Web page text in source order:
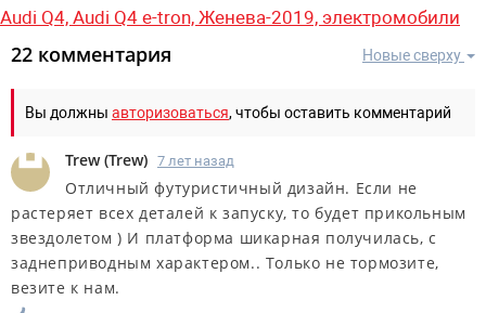
Audi Q4, Audi Q4 e-tron, Женева-2019, электромобили
Новые сверху
22 комментария
Вы должны авторизоваться, чтобы оставить комментарий
Trew(Trew) 7 лет назад
Отличный футуристичный дизайн. Если не
растеряет всех деталей к запуску, то будет прикольным
звездолетом ) И платформа шикарная получилась, с
заднеприводным характером.. Только не тормозите,
везите к нам.